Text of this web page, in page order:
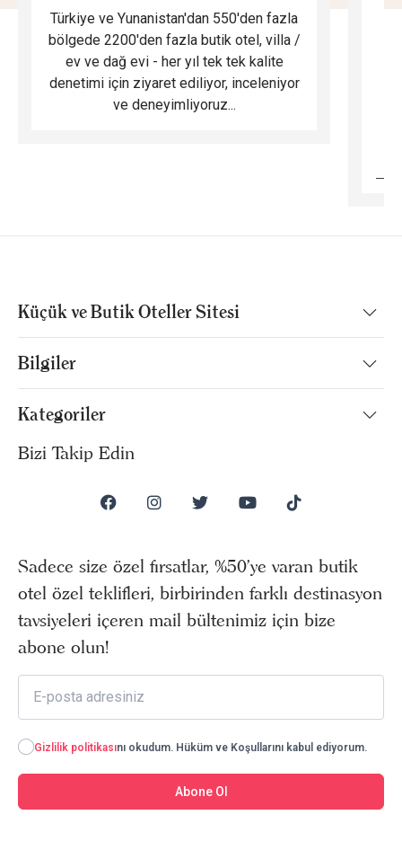
Türkiye ve Yunanistan'dan 550'den fazla
bölgede 2200'den fazla butik otel, villa /
ev ve dağ evi - her yıl tek tek kalite
denetimi için ziyaret ediliyor, inceleniyor
ve deneyimliyoruz...
Küçük ve Butik Oteller Sitesi
Bilgiler
Kategoriler
Bizi Takip Edin
Sadece size özel fırsatlar, %50’ye varan butik
otel özel teklifleri, birbirinden farklı destinasyon
tavsiyeleri içeren mail bültenimiz için bize
abone olun!
Gizlilik politikasını okudum. Hüküm ve Koşullarını kabul ediyorum.
Abone Ol